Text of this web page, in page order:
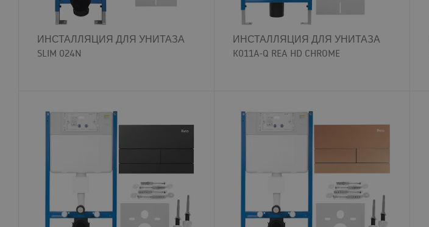
ИНСТАЛЛЯЦИЯ ДЛЯ УНИТАЗА
SLIM 024N
ИНСТАЛЛЯЦИЯ ДЛЯ УНИТАЗА
K011A-Q REA HD CHROME